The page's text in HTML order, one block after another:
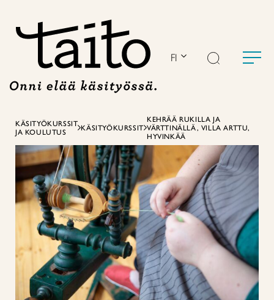
FI
KÄSITYÖKURSSIT
JA KOULUTUS
KÄSITYÖKURSSIT
KEHRÄÄ RUKILLA JA
VÄRTTINÄLLÄ, VILLA ARTTU,
HYVINKÄÄ